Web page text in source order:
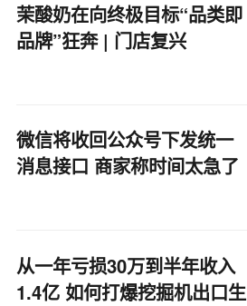
茉酸奶在向终极目标“品类即
品牌”狂奔 | 门店复兴
微信将收回公众号下发统一
消息接口 商家称时间太急了
从一年亏损30万到半年收入
1.4亿 如何打爆挖掘机出口生